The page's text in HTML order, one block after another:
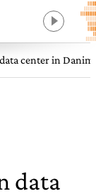
center in
data